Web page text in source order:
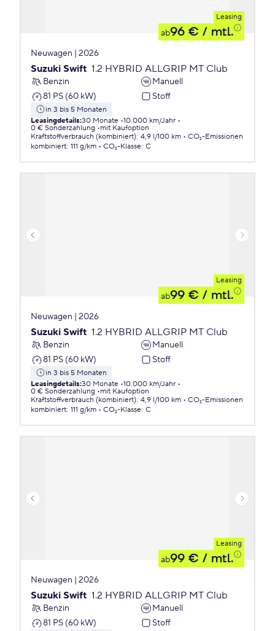
Leasing
ab96 € / mtl.
Neuwagen | 2026
Suzuki Swift 1.2 HYBRID ALLGRIP MT Club
Benzin
Manuell
81 PS (60 kW)
Stoff
in 3 bis 5 Monaten
Leasingdetails:30 Monate 10.000 km/Jahr
0 € Sonderzahlung
mit Kaufoption
Kraftstoffverbrauch (kombiniert): 4,9 l/100 km
CO₂-Emissionen
kombiniert: 111 g/km CO₂-Klasse: C
Leasing
ab99 € / mtl.
Neuwagen | 2026
Suzuki Swift 1.2 HYBRID ALLGRIP MT Club
Benzin
Manuell
81 PS (60 kW)
Stoff
in 3 bis 5 Monaten
Leasingdetails:30 Monate 10.000 km/Jahr
0 € Sonderzahlung
mit Kaufoption
Kraftstoffverbrauch (kombiniert): 4,9 l/100 km
CO₂-Emissionen
kombiniert: 111 g/km CO₂-Klasse: C
Leasing
ab99 € / mtl.
Neuwagen | 2026
Suzuki Swift 1.2 HYBRID ALLGRIP MT Club
Benzin
Manuell
81 PS (60 kW)
Stoff